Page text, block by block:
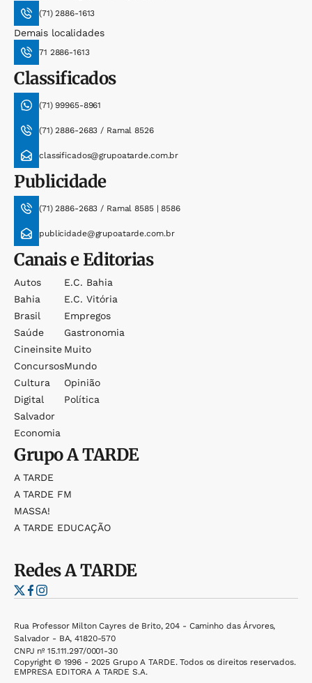
(71) 2886-1613
Demais localidades
71 2886-1613
Classificados
(71) 99965-8961
(71) 2886-2683 / Ramal 8526
classificados@grupoatarde.com.br
Publicidade
(71) 2886-2683 / Ramal 8585 | 8586
publicidade@grupoatarde.com.br
Canais e Editorias
Autos
Bahia
Brasil
Saúde
Cineinsite
Concursos
Cultura
Digital
Salvador
Economia
E.c. Bahia
E.c. Vitória
Empregos
Gastronomia
Muito
Mundo
Opinião
Política
GrupoA TARDE
A TARDE
A TARDE FM
MASSA!
A TARDE EDUCAÇÃO
RedesA TARDE
Rua Professor Milton Cayres de Brito, 204 - Caminho das Árvores,
Salvador - BA, 41820-570
CNPJ nº 15.111.297/0001-30
Copyright © 1996 - 2025 Grupo A TARDE. Todos os direitos reservados.
EMPRESA EDITORA A TARDE S.A.